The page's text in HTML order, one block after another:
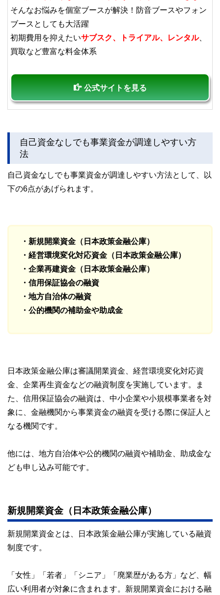
そんなお悩みを個室ブースが解決！防音ブースやフォン
ブースとしても大活躍
初期費用を抑えたいサブスク、トライアル、レンタル、
買取など豊富な料金体系
公式サイトを見る
自己資金なしでも事業資金が調達しやすい方
法
自己資金なしでも事業資金が調達しやすい方法として、以
下の6点があげられます。
・新規開業資金（日本政策金融公庫）
・経営環境変化対応資金（日本政策金融公庫）
・企業再建資金（日本政策金融公庫）
・信用保証協会の融資
・地方自治体の融資
・公的機関の補助金や助成金
日本政策金融公庫は審議開業資金、経営環境変化対応資
金、企業再生資金などの融資制度を実施しています。ま
た、信用保証協会の融資は、中小企業や小規模事業者を対
象に、金融機関から事業資金の融資を受ける際に保証人と
なる機関です。
他には、地方自治体や公的機関の融資や補助金、助成金な
ども申し込み可能です。
新規開業資金（日本政策金融公庫）
新規開業資金とは、日本政策金融公庫が実施している融資
制度です。
「女性」「若者」「シニア」「廃業歴がある方」など、幅
広い利用者が対象に含まれます。新規開業資金における融